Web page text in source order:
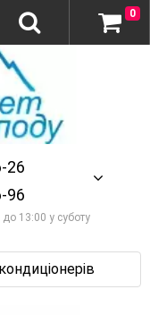
26
96
13:00 у суботу
0